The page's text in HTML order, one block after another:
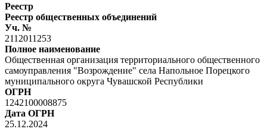
Реестр
Реестр общественных объединений
Уч. №
2112011253
Полное наименование
Общественная организация территориального общественного
самоуправления "Возрождение" села Напольное Порецкого
муниципального округа Чувашской Республики
ОГРН
1242100008875
Дата ОГРН
25.12.2024